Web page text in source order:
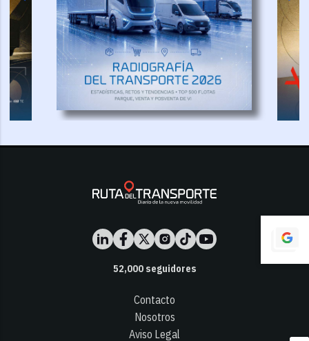
52,000seguidores
Contacto
Nosotros
Aviso Legal